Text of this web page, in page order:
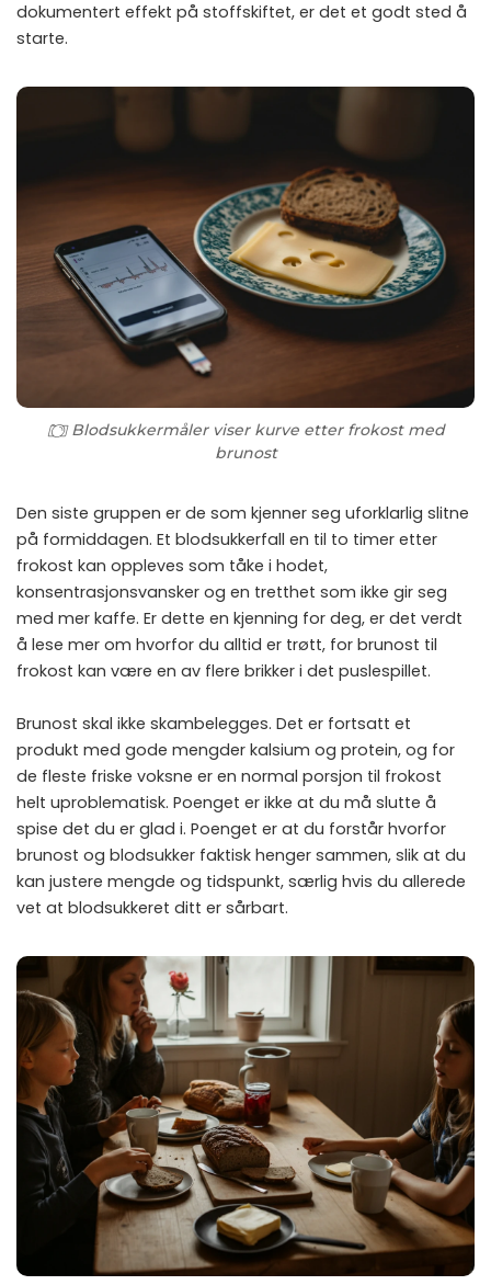
dokumentert effekt på stoffskiftet, er det et godt sted å
starte.
Blodsukkermåler viser kurve etter frokost med
brunost
Den siste gruppen er de som kjenner seg uforklarlig slitne
på formiddagen. Et blodsukkerfall en til to timer etter
frokost kan oppleves som tåke i hodet,
konsentrasjonsvansker og en tretthet som ikke gir seg
med mer kaffe. Er dette en kjenning for deg, er det verdt
å lese mer om hvorfor du alltid er trøtt, for brunost til
frokost kan være en av flere brikker i det puslespillet.
Brunost skal ikke skambelegges. Det er fortsatt et
produkt med gode mengder kalsium og protein, og for
de fleste friske voksne er en normal porsjon til frokost
helt uproblematisk. Poenget er ikke at du må slutte å
spise det du er glad i. Poenget er at du forstår hvorfor
brunost og blodsukker faktisk henger sammen, slik at du
kan justere mengde og tidspunkt, særlig hvis du allerede
vet at blodsukkeret ditt er sårbart.